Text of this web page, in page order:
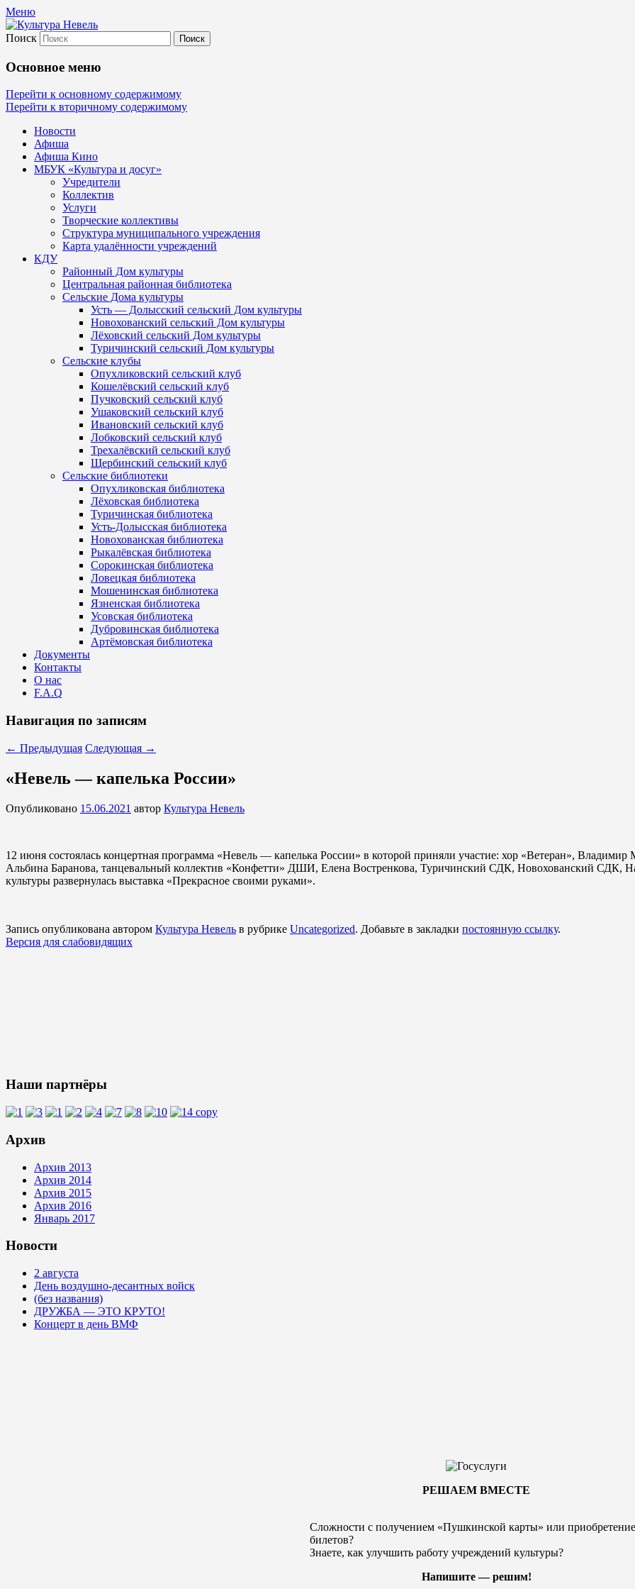
Меню
Культура Невель
МБУК Невельского района "Культура и досуг"
Поиск
Основное меню
Перейти к основному содержимому
Перейти к вторичному содержимому
Новости
Афиша
Афиша Кино
МБУК «Культура и досуг»
Учредители
Коллектив
Услуги
Творческие коллективы
Структура муниципального учреждения
Карта удалённости учреждений
КДУ
Районный Дом культуры
Центральная районная библиотека
Сельские Дома культуры
Усть — Долысский сельский Дом культуры
Новохованский сельский Дом культуры
Лёховский сельский Дом культуры
Туричинский сельский Дом культуры
Сельские клубы
Опухликовский сельский клуб
Кошелёвский сельский клуб
Пучковский сельский клуб
Ушаковский сельский клуб
Ивановский сельский клуб
Лобковский сельский клуб
Трехалёвский сельский клуб
Щербинский сельский клуб
Сельские библиотеки
Опухликовская библиотека
Лёховская библиотека
Туричинская библиотека
Усть-Долысская библиотека
Новохованская библиотека
Рыкалёвская библиотека
Сорокинская библиотека
Ловецкая библиотека
Мошенинская библиотека
Язненская библиотека
Усовская библиотека
Дубровинская библиотека
Артёмовская библиотека
Документы
Контакты
О нас
F.A.Q
Навигация по записям
← Предыдущая Следующая →
«Невель — капелька России»
Опубликовано 15.06.2021 автор Культура Невель
12 июня состоялась концертная программа «Невель — капелька России» в которой приняли участие: хор «Ветеран»,
Альбина Баранова, танцевальный коллектив «Конфетти» ДШИ, Елена Востренкова, Туричинский СДК, Новохованский СДК,
культуры развернулась выставка «Прекрасное своими руками».
Запись опубликована автором Культура Невель в рубрике Uncategorized. Добавьте в закладки постоянную ссылку.
Версия для слабовидящих
Наши партнёры
Архив
Архив 2013
Архив 2014
Архив 2015
Архив 2016
Январь 2017
Новости
2 августа
День воздушно-десантных войск
(без названия)
ДРУЖБА — ЭТО КРУТО!
Концерт в день ВМФ
РЕШАЕМ ВМЕСТЕ
Сложности с получением «Пушкинской карты» или
билетов?
Знаете, как улучшить работу учреждений культуры?
Напишите — решим!